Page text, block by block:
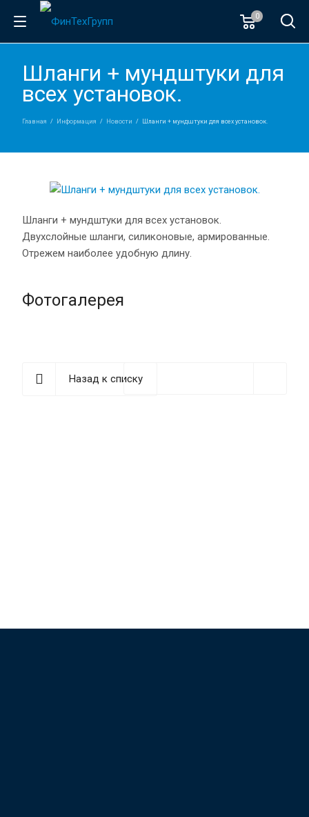
0
Шланги + мундштуки для
всех установок.
Главная Информация Новости Шланги + мундштуки для всех установок.
Шланги + мундштуки для всех установок.
Двухслойные шланги, силиконовые, армированные.
Отрежем наиболее удобную длину.
Фотогалерея
Назад к списку